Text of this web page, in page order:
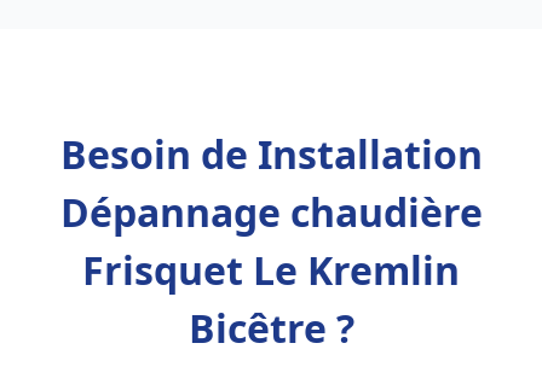
Besoin de Installation
Dépannage chaudière
Frisquet Le Kremlin
Bicêtre ?